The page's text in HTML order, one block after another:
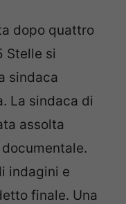
dopo quattro
Stelle si
sindaca
La sindaca di
assolta
indagini e
finale. Una